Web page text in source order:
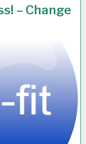
– Change